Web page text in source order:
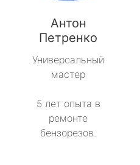
Антон
Петренко
Универсальный
мастер
5 лет опыта в
ремонте
бензорезов.